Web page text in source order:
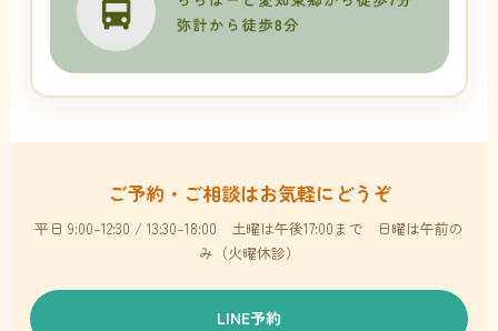
ご予約・ご相談はお気軽にどうぞ
平日 9:00–12:30 / 13:30–18:00 土曜は午後17:00まで 日曜は午前の
み（火曜休診）
LINE予約